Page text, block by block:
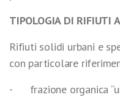
TIPOLOGIA DI RIFIUTI
Rifiuti solidi urbani e
con particolare
- frazione organica